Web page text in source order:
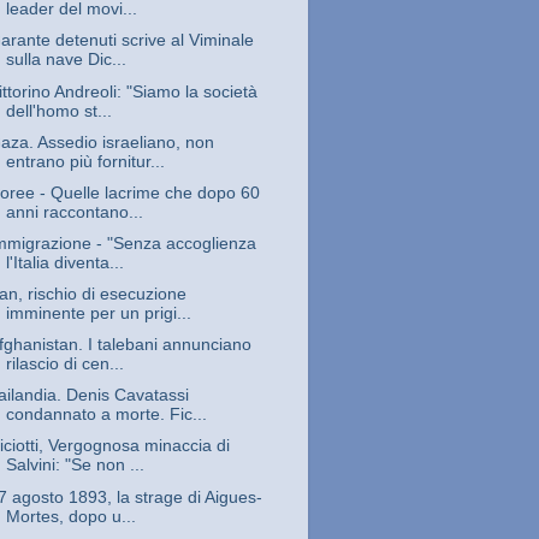
leader del movi...
detenuti scrive al Viminale
sulla nave Dic...
Andreoli: "Siamo la società
dell'homo st...
Assedio israeliano, non
entrano più fornitur...
- Quelle lacrime che dopo 60
anni raccontano...
- "Senza accoglienza
l'Italia diventa...
rischio di esecuzione
imminente per un prigi...
I talebani annunciano
rilascio di cen...
Denis Cavatassi
condannato a morte. Fic...
Vergognosa minaccia di
Salvini: "Se non ...
agosto 1893, la strage di Aigues-
Mortes, dopo u...